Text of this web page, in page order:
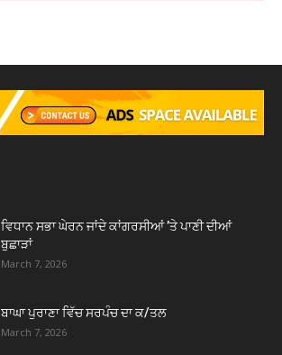
ਵਿਧਾਨ ਸਭਾ ਘੇਰਨ ਜਾਂਦੇ ਕਾਂਗਰਸੀਆਂ ’ਤੇ ਪਾਣੀ ਦੀਆਂ
ਬੁਛਾੜਾਂ
March 7, 2026
ਬਾਘਾ ਪੁਰਾਣਾ ਵਿੱਚ ਸਰਪੰਚ ਦਾ ਕ/ਤਲ
March 7, 2026